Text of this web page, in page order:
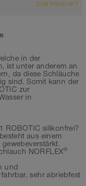
ZUM PRODUKT
in der
ist unter anderem an
da diese Schläuche
sind. Somit kann der
zur
in
ROBOTIC silikonfrei?
aus einem
NORFLEX®
und
sehr abriebfest